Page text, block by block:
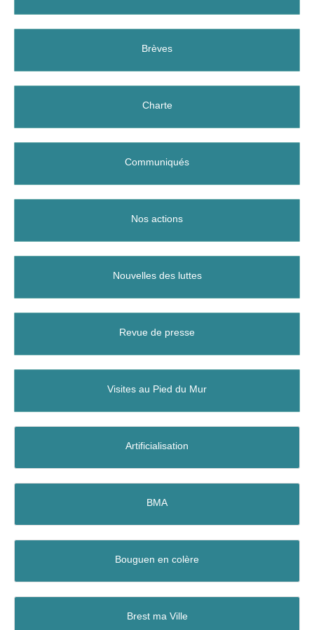
Brèves
Charte
Communiqués
Nos actions
Nouvelles des luttes
Revue de presse
Visites au Pied du Mur
Artificialisation
BMA
Bouguen en colère
Brest ma Ville